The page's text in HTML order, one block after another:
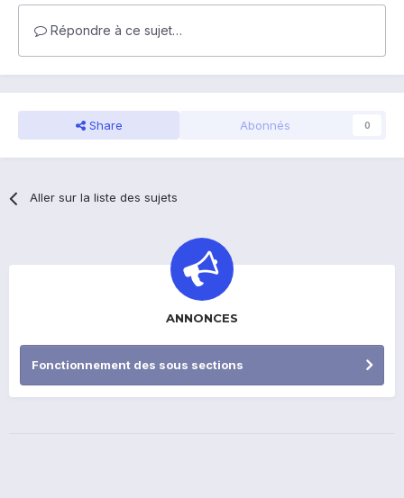
Répondre à ce sujet…
Share Abonnés 0
Aller sur la liste des sujets
ANNONCES
Fonctionnement des sous sections